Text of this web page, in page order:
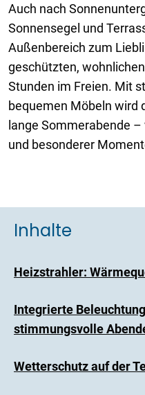
Auch nach
Sonnensegel und
Außenbereich zum
geschützten,
Stunden im Freien. Mit
bequemen Möbeln wird
lange Sommerabende –
und besonderer
Inhalte
Heizstrahler:
Integrierte
stimmungsvolle
Wetterschutz auf der